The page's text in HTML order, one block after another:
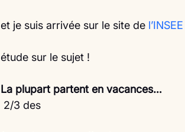
et je suis arrivée sur le site de l’INSEE
étude sur le sujet !
La plupart partent en vacances…
2/3 des